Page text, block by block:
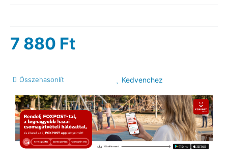
7 880 Ft
Összehasonlít Kedvenchez